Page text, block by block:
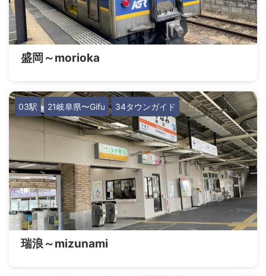
盛岡～morioka
03駅 21岐阜県〜Gifu 34タウンガイド
瑞浪～mizunami